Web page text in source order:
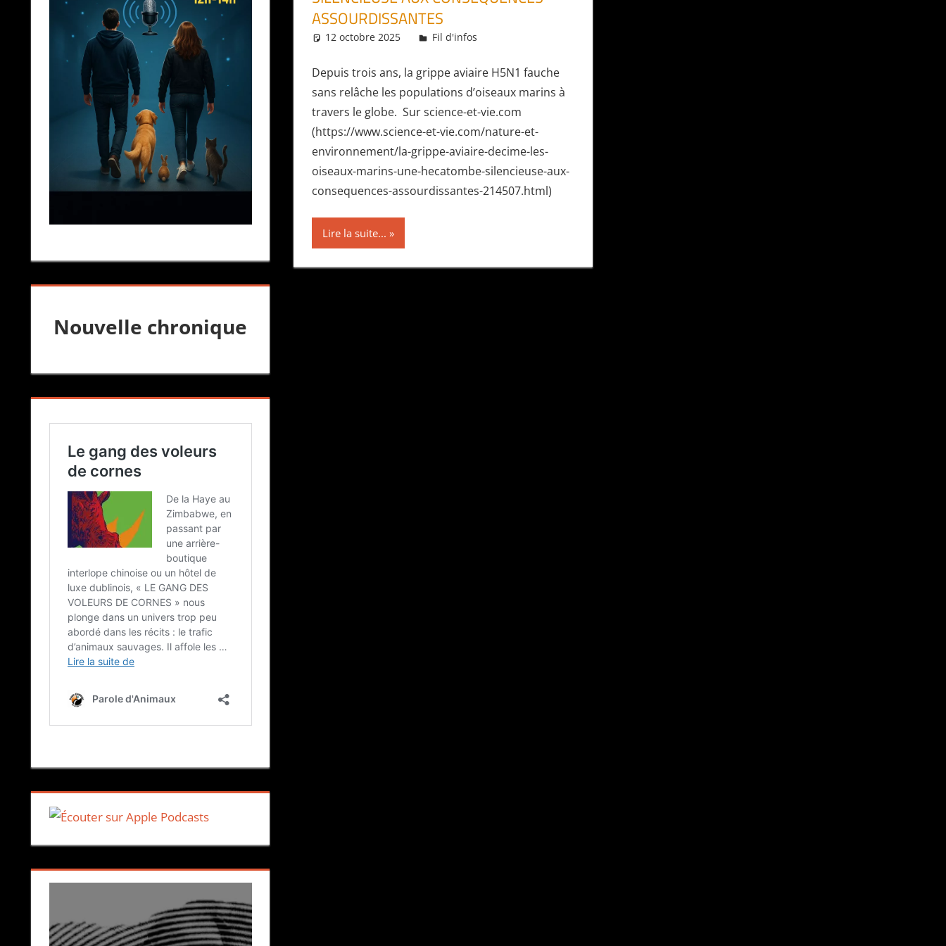
ASSOURDISSANTES
12 octobre 2025 Daniel
Fil d'infos
Depuis trois ans, la grippe aviaire H5N1 fauche
sans relâche les populations d’oiseaux marins à
travers le globe. Sur science-et-vie.com
(https://www.science-et-vie.com/nature-et-
environnement/la-grippe-aviaire-decime-les-
oiseaux-marins-une-hecatombe-silencieuse-aux-
consequences-assourdissantes-214507.html)
Lire la suite...
Nouvelle chronique